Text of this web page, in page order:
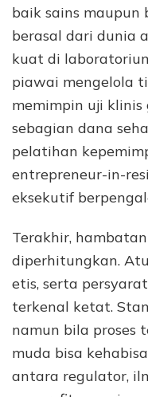
baik sains maupun
berasal dari dunia
kuat di
piawai mengelola
memimpin uji klinis
sebagian dana
pelatihan
entrepreneur-in-
eksekutif
Terakhir,
diperhitungkan.
etis, serta
terkenal ketat.
namun bila proses
muda bisa
antara regulator,